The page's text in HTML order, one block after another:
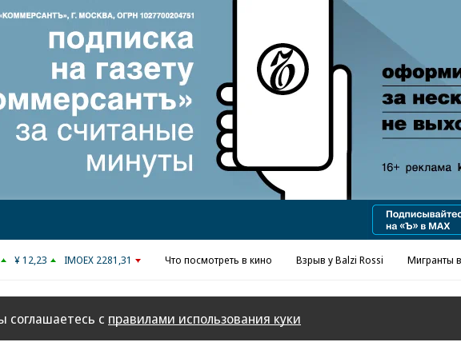
Реклама в «Ъ» www.kommersant.ru/ad
¥ 12,23 IMOEX 2281,31 Что посмотреть в кино Взрыв у Balzi Rossi Мигранты
соглашаетесь с правилами использования куки